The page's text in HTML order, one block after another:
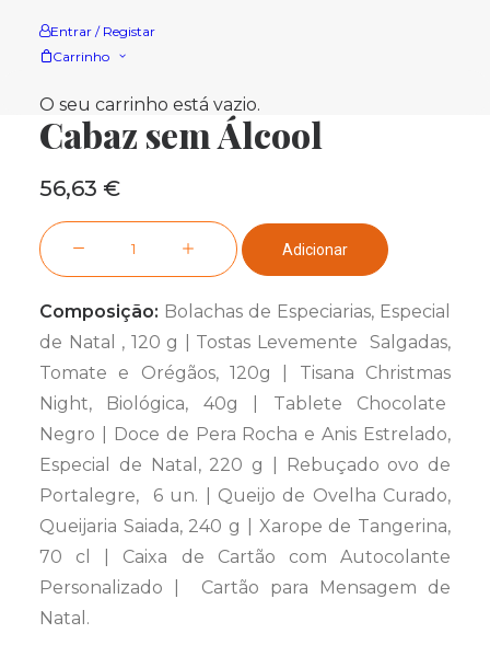
Entrar / Registar
Carrinho
O seu carrinho está vazio.
Cabaz sem Álcool
56,63 €
Quantidade
de
sem
Adicionar
Composição: Bolachas de Especiarias, Especial
de Natal , 120 g | Tostas Levemente Salgadas,
Tomate e Orégãos, 120g | Tisana Christmas
Night, Biológica, 40g | Tablete Chocolate
Negro | Doce de Pera Rocha e Anis Estrelado,
Especial de Natal, 220 g | Rebuçado ovo de
Portalegre, 6 un. | Queijo de Ovelha Curado,
Queijaria Saiada, 240 g | Xarope de Tangerina,
70 cl | Caixa de Cartão com Autocolante
Personalizado | Cartão para Mensagem de
Natal.